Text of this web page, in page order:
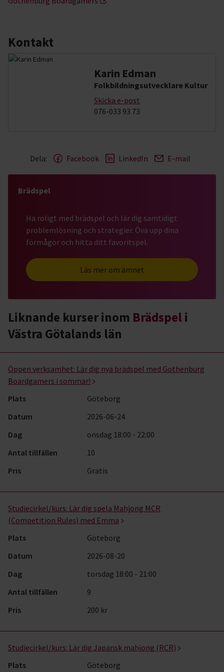
Kontakt
Karin Edman
Folkbildningsutvecklare Kultur
Skicka e-post
076-033 93 73
Dela: Facebook LinkedIn E-mail
Brädspel
Ha roligt med brädspel och lär dig samtidigt
problemlösning och strategier. Öva upp dina
förmågor och hitta ditt favoritspel.
Läs mer om ämnet
Liknande kurser inom Brädspel i
Västra Götalands län
Öppen verksamhet: Lär dig nya brädspel med Gothenburg
Boardgamers i sommar!
Plats
Göteborg
Datum
2026-06-24
Dag
onsdag 18:00 - 22:00
Antal tillfällen
10
Pris
Gratis
Studiecirkel/kurs: Lär dig spela Mahjong MCR
(Competition Rules) med Emma
Plats
Göteborg
Datum
2026-08-20
Dag
torsdag 18:00 - 21:00
Antal tillfällen
9
Pris
200 kr
Studiecirkel/kurs: Lär dig Japansk mahjong (RCR)
Plats
Göteborg